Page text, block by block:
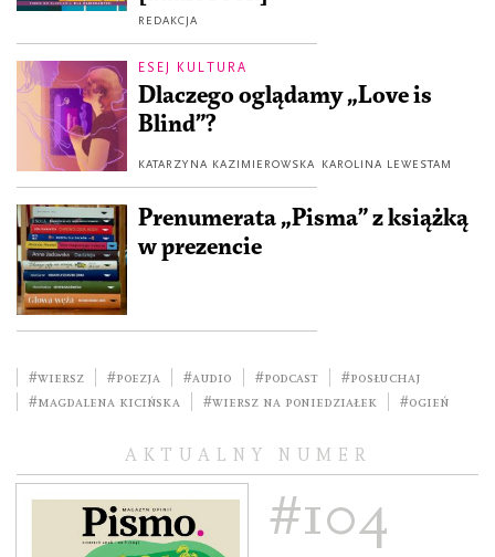
REDAKCJA
ESEJ KULTURA
Dlaczego oglądamy „Love is
Blind”?
KATARZYNA KAZIMIEROWSKA KAROLINA LEWESTAM
Prenumerata „Pisma” z książką
w prezencie
#wiersz #poezja #audio #podcast
#posłuchaj
#Magdalena Kicińska
#wiersz na poniedziałek #ogień
AKTUALNY NUMER
#104